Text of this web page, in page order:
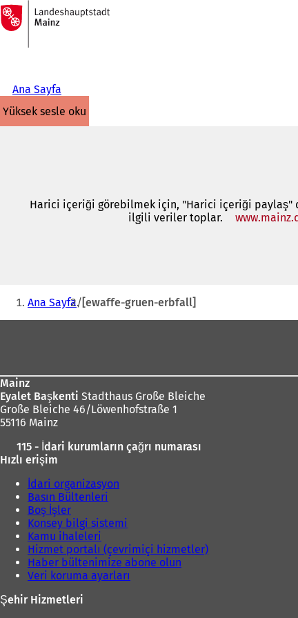
İçeriğe atla
Ana
sayfaya
Ana Sayfa
yüksek sesle oku
Harici içeriği görebilmek için, "Harici içeriği paylaş"
ilgili veriler toplar.
Buradasınız:
Ana Sayfa [ewaffe-gruen-erbfall]
Mainz
Eyalet Başkenti Stadthaus Große Bleiche
Große Bleiche 46/Löwenhofstraße 1
55116 Mainz
115 - İdari kurumların çağrı numarası
Hızlı erişim
İdari organizasyon
Basın Bültenleri
Boş İşler
Konsey bilgi sistemi
Kamu ihaleleri
Hizmet portalı (çevrimiçi hizmetler)
Haber bültenimize abone olun
Veri koruma ayarları
Şehir Hizmetleri